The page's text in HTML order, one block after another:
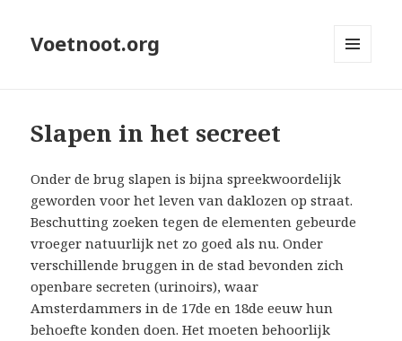
Voetnoot.org
Slapen in het secreet
Onder de brug slapen is bijna spreekwoordelijk
geworden voor het leven van daklozen op straat.
Beschutting zoeken tegen de elementen gebeurde
vroeger natuurlijk net zo goed als nu. Onder
verschillende bruggen in de stad bevonden zich
openbare secreten (urinoirs), waar
Amsterdammers in de 17de en 18de eeuw hun
behoefte konden doen. Het moeten behoorlijk